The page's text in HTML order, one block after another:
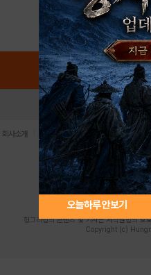
오늘하루 안보기
로그인
회사소개 이용약관 | 개인정보 처리방침 |
사업자등록번호:119-86-
주소: 서울시 금천구 가산디지털1로
청소년보호책임자:김
등록번호:서울아
발행인:(주)스마트
헝그리앱의 콘텐츠 및 기사는 저작권법의 보
Copyright (c)